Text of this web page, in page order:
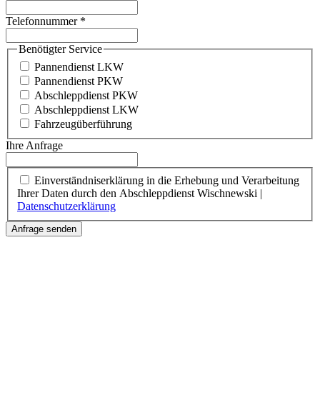
Telefonnummer *
Benötigter Service
Pannendienst LKW
Pannendienst PKW
Abschleppdienst PKW
Abschleppdienst LKW
Fahrzeugüberführung
Ihre Anfrage
Einverständniserklärung in die Erhebung und Verarbeitung
Ihrer Daten durch den Abschleppdienst Wischnewski |
Datenschutzerklärung
Anfrage senden